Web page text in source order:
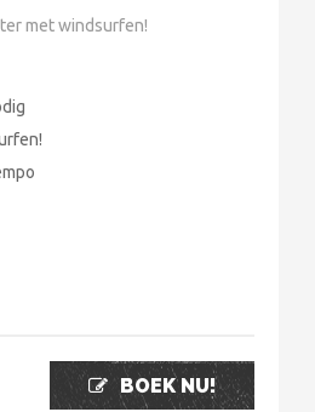
met windsurfen!
BOEK NU!